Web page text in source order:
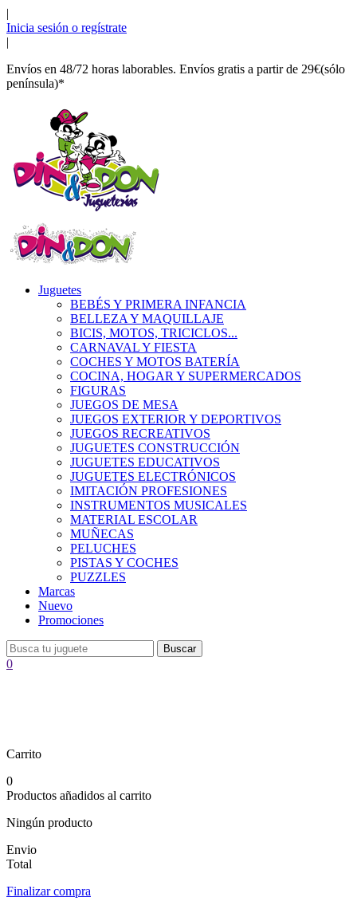
|
Inicia sesión o regístrate
|
Envíos en 48/72 horas laborables. Envíos gratis a partir de 29€(sólo
península)*
Juguetes
BEBÉS Y PRIMERA INFANCIA
BELLEZA Y MAQUILLAJE
BICIS, MOTOS, TRICICLOS...
CARNAVAL Y FIESTA
COCHES Y MOTOS BATERÍA
COCINA, HOGAR Y SUPERMERCADOS
FIGURAS
JUEGOS DE MESA
JUEGOS EXTERIOR Y DEPORTIVOS
JUEGOS RECREATIVOS
JUGUETES CONSTRUCCIÓN
JUGUETES EDUCATIVOS
JUGUETES ELECTRÓNICOS
IMITACIÓN PROFESIONES
INSTRUMENTOS MUSICALES
MATERIAL ESCOLAR
MUÑECAS
PELUCHES
PISTAS Y COCHES
PUZZLES
Marcas
Nuevo
Promociones
Buscar
0
Carrito
0
Productos añadidos al carrito
Ningún producto
Envio
Total
Finalizar compra